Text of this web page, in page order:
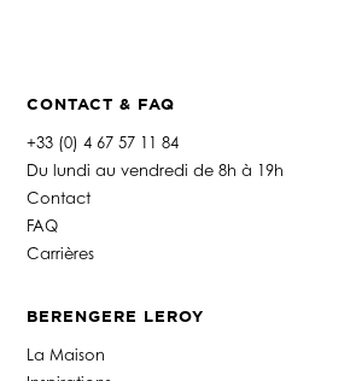
CONTACT & FAQ
+33 (0) 4 67 57 11 84
Du lundi au vendredi de 8h à 19h
Contact
FAQ
Carrières
BERENGERE LEROY
La Maison